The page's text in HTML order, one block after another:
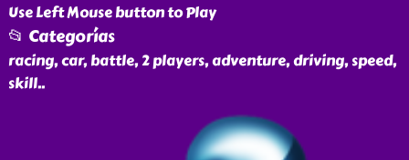
Use Left Mouse button to Play
📂 Categorías
racing, car, battle, 2 players, adventure, driving, speed,
skill..